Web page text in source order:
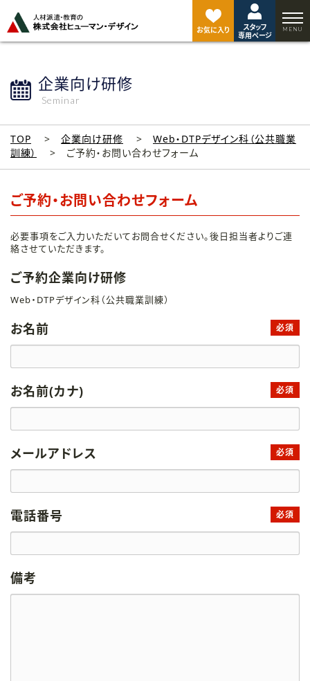
お気に入り
スタッフ
専用ページ
企業向け研修
Seminar
TOP 企業向け研修
Web・DTPデザイン科（公共職業
訓練）
ご予約・お問い合わせフォーム
ご予約・お問い合わせフォーム
必要事項をご入力いただいてお問合せください。後日担当者よりご連
絡させていただきます。
ご予約企業向け研修
Web・DTPデザイン科（公共職業訓練）
お名前 必須
お名前(カナ) 必須
メールアドレス 必須
電話番号 必須
備考
ジ
ト